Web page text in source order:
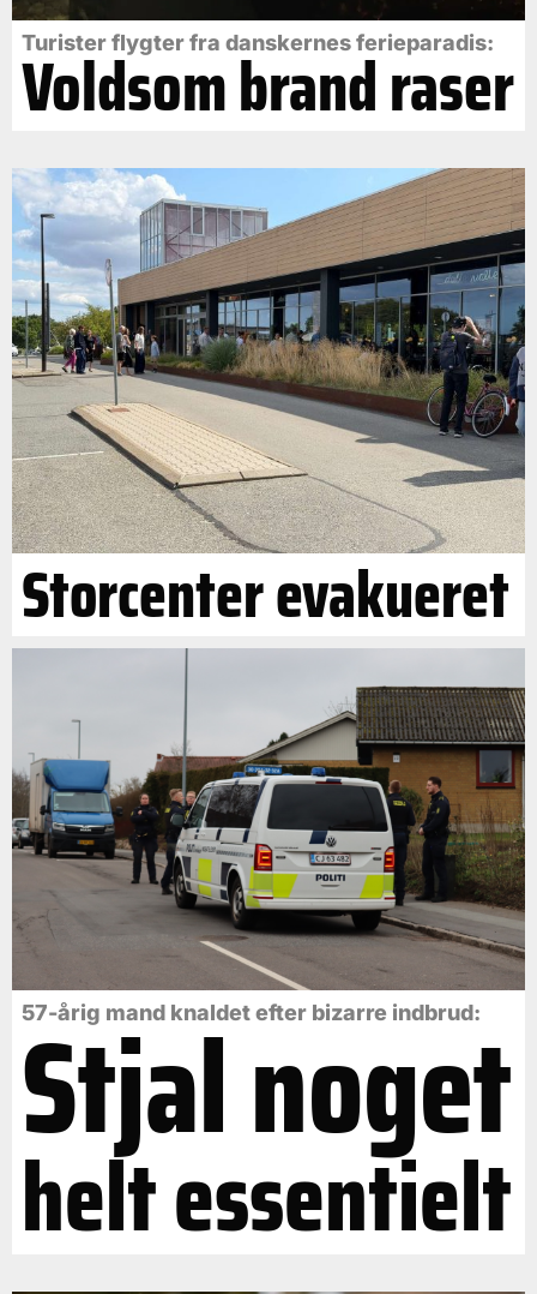
Turister flygter fra danskernes ferieparadis:
Voldsom brand raser
Storcenter evakueret
57-årig mand knaldet efter bizarre indbrud:
Stjal noget
helt essentielt